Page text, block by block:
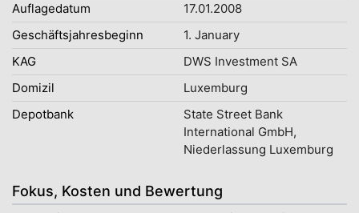
Auflagedatum
17.01.2008
Geschäftsjahresbeginn
1. January
KAG
DWS Investment SA
Domizil
Luxemburg
Depotbank
State Street Bank
International GmbH,
Niederlassung Luxemburg
Fokus, Kosten und Bewertung